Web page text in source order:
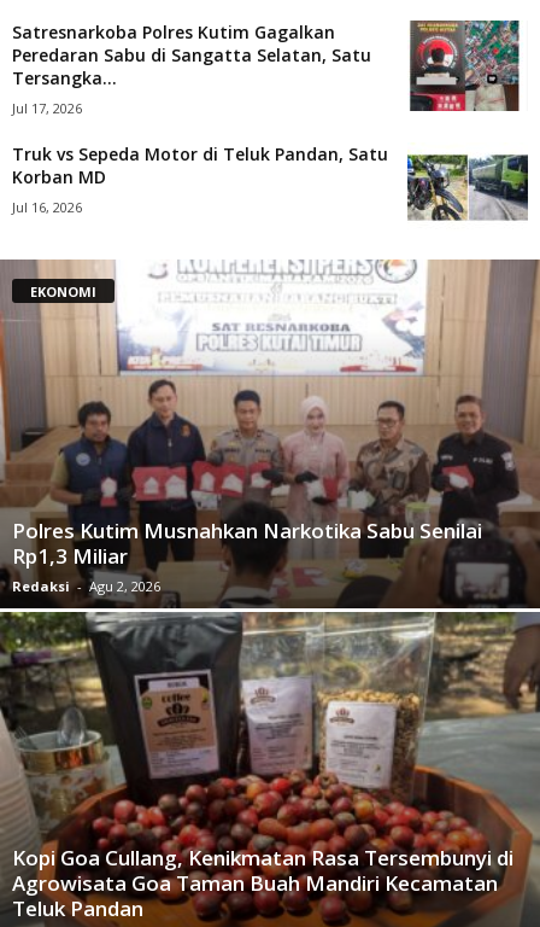
Satresnarkoba Polres Kutim Gagalkan
Peredaran Sabu di Sangatta Selatan, Satu
Tersangka...
Jul 17, 2026
Truk vs Sepeda Motor di Teluk Pandan, Satu
Korban MD
Jul 16, 2026
EKONOMI
Polres Kutim Musnahkan Narkotika Sabu Senilai
Rp1,3 Miliar
Redaksi - Agu 2, 2026
Kopi Goa Cullang, Kenikmatan Rasa Tersembunyi di
Agrowisata Goa Taman Buah Mandiri Kecamatan
Teluk Pandan